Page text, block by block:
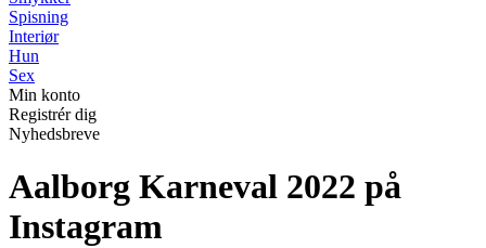
Spisning
Interiør
Hun
Sex
Min konto
Registrér dig
Nyhedsbreve
Aalborg Karneval 2022 på
Instagram